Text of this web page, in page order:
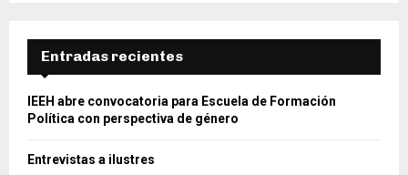
Entradas recientes
IEEH abre convocatoria para Escuela de Formación
Política con perspectiva de género
Entrevistas a ilustres